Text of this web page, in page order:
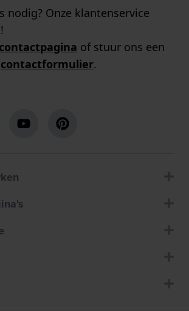
nodig? Onze klantenservice
contactpagina of stuur ons een
contactformulier.